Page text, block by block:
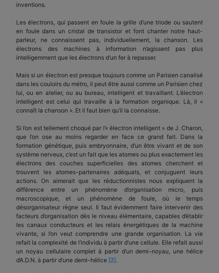
inventions.
Les électrons, qui passent en foule la grille d’une triode ou sautent
en foule dans un cristal de transistor et font chanter notre haut-
parleur, ne connaissent pas, individuellement, la chanson. Les
électrons des machines à information n’agissent pas plus
intelligemment que les électrons d’un fer à repasser.
Mais si un électron est presque toujours comme un Parisien canalisé
dans les couloirs du métro, il peut être aussi comme un Parisien chez
lui, ou en atelier, ou au bureau, intelligent et travaillant. L’électron
intelligent est celui qui travaille à la formation organique. Là, il «
connaît la chanson ». Et il faut bien qu’il la connaisse.
Si l’on est tellement choqué par l’« électron intelligent » de J. Charon,
que l’on ose au moins regarder en face ce grand fait. Dans la
formation génétique, puis embryonnaire, d’un être vivant et de son
système nerveux, c’est un fait que les atomes ou plus exactement les
électrons des couches superficielles des atomes cherchent et
trouvent les atomes-partenaires adéquats, et conjuguent leurs
actions. On aimerait que les réductionnistes nous expliquent la
différence entre un phénomène d’organisation micro, puis
macroscopique, et un phénomène de foule, où le temps
désorganisateur règne seul. Il faut évidemment faire intervenir des
facteurs d’organisation dès le niveau élémentaire, capables d’établir
les canaux conducteurs et les relais énergétiques de la machine
vivante, si l’on veut comprendre une grande organisation. La vie
refait la complexité de l’individu à partir d’une cellule. Elle refait aussi
un noyau cellulaire complet à partir d’un demi-noyau, une hélice
d’A.D.N. à partir d’une demi-hélice [2].